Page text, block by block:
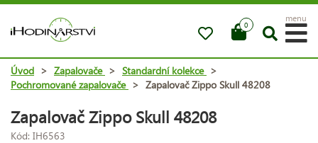
0
menu
Úvod > Zapalovače > Standardní kolekce >
Pochromované zapalovače > Zapalovač Zippo Skull 48208
Zapalovač Zippo Skull 48208
Kód: IH6563